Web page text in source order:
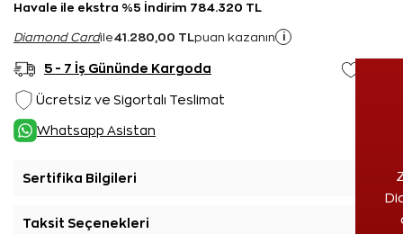
Havale ile ekstra %5 İndirim 784.320 TL
Diamond Cardile41.280,00 TL puan kazanın i
5 - 7 İş Gününde Kargoda
Ücretsiz ve Sigortalı Teslimat
Whatsapp Asistan
Sertifika Bilgileri
Taksit Seçenekleri